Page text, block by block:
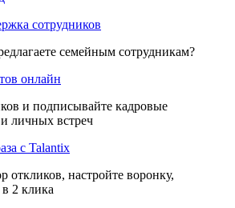
сотрудников
семейным сотрудникам?
онлайн
и подписывайте кадровые
личных встреч
с Talantix
откликов, настройте воронку,
2 клика